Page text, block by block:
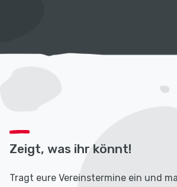
Zeigt, was ihr könnt!
Tragt eure Vereinstermine ein und